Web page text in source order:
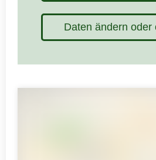
Daten ändern oder